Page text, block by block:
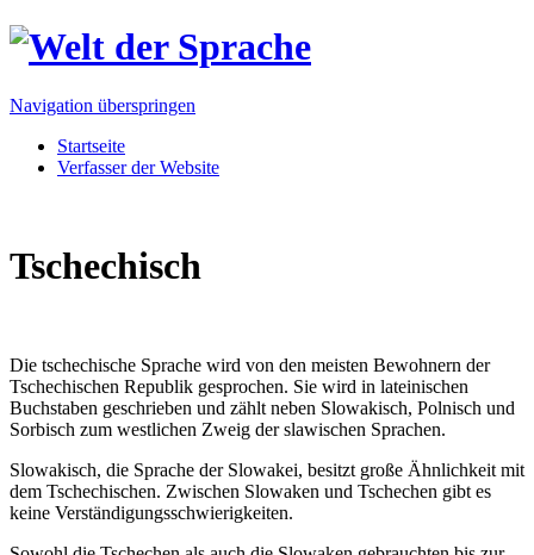
Navigation überspringen
Startseite
Verfasser der Website
Tschechisch
Die tschechische Sprache wird von den meisten Bewohnern der
Tschechischen Republik gesprochen. Sie wird in lateinischen
Buchstaben geschrieben und zählt neben Slowakisch, Polnisch und
Sorbisch zum westlichen Zweig der slawischen Sprachen.
Slowakisch, die Sprache der Slowakei, besitzt große Ähnlichkeit mit
dem Tschechischen. Zwischen Slowaken und Tschechen gibt es
keine Verständigungsschwierigkeiten.